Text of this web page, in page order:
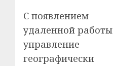
С появлением
удаленной работы
управление
географически